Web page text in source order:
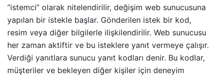
“istemci” olarak nitelendirilir, değişim web sunucusuna
yapılan bir istekle başlar. Gönderilen istek bir kod,
resim veya diğer bilgilerle ilişkilendirilir. Web sunucusu
her zaman aktiftir ve bu isteklere yanıt vermeye çalışır.
Verdiği yanıtlara sunucu yanıt kodları denir. Bu kodlar,
müşteriler ve bekleyen diğer kişiler için deneyim